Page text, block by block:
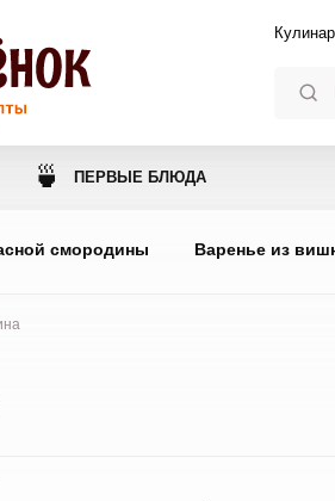
🍵 ПЕРВЫЕ БЛЮДА
смородины Варенье из